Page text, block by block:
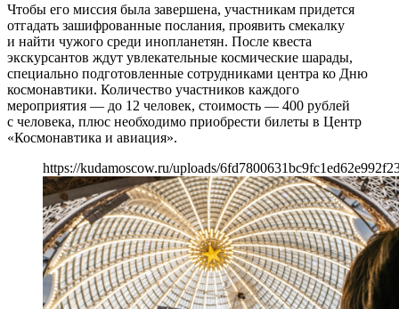
Чтобы его миссия была завершена, участникам придется
отгадать зашифрованные послания, проявить смекалку
и найти чужого среди инопланетян. После квеста
экскурсантов ждут увлекательные космические шарады,
специально подготовленные сотрудниками центра ко Дню
космонавтики. Количество участников каждого
мероприятия — до 12 человек, стоимость — 400 рублей
с человека, плюс необходимо приобрести билеты в Центр
«Космонавтика и авиация».
https://kudamoscow.ru/uploads/